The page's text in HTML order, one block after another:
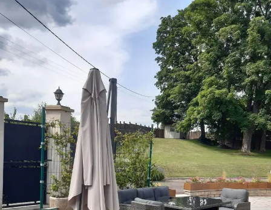
: Au Bon Vivant accueille
les
voyageurs
électriques